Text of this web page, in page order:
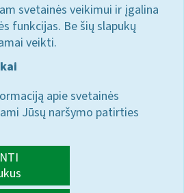
svetainės veikimui ir įgalina
funkcijas. Be šių slapukų
veikti.
apie svetainės
Jūsų naršymo patirties